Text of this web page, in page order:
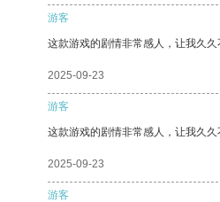
游客
这款游戏的剧情非常感人，让我久久
2025-09-23
游客
这款游戏的剧情非常感人，让我久久
2025-09-23
游客